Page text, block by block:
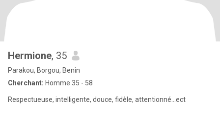
Hermione, 35
Parakou, Borgou, Benin
Cherchant: Homme 35 - 58
Respectueuse, intelligente, douce, fidèle, attentionné...ect